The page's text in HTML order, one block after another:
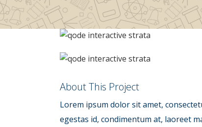
About This Project
Lorem ipsum dolor sit amet,
egestas id, condimentum at, laoreet